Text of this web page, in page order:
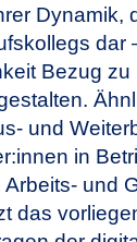
Dynamik,
Bezug
und
in
und
das